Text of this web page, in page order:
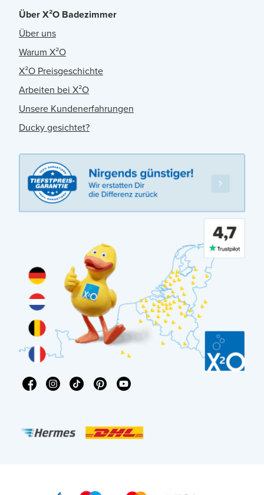
Über X²O Badezimmer
Über uns
Warum X²O
X²O Preisgeschichte
Arbeiten bei X²O
Unsere Kundenerfahrungen
Ducky gesichtet?